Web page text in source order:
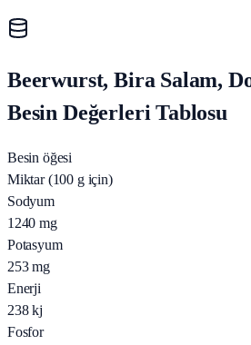
Beerwurst, Bira Salam,
Besin Değerleri Tablosu
Besin öğesi
Miktar (100 g için)
Sodyum
1240 mg
Potasyum
253 mg
Enerji
238 kj
Fosfor